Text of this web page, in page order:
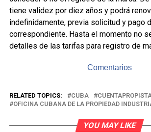
tiene validez por diez años y podrá
indefinidamente, previa solicitud y pago
correspondiente. Hasta el momento no
detalles de las tarifas para registro de
Comentarios
RELATED TOPICS: CUBA
OFICINA CUBANA DE LA PROPIEDAD
YOU MAY LIKE